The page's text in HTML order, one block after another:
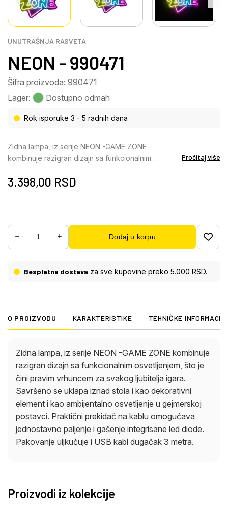
UNUTRAŠNJA RASVETA
NEON - 990471
Šifra proizvoda: 990471
Lager:
Dostupno odmah
Rok isporuke 3 - 5 radnih dana
Zidna lampa, iz serije NEON -GAME ZONE
kombinuje razigran dizajn sa funkcionalnim
svakog ljubitelja igara. Savršeno se uklapa iznad
paljenje i gašenje integrisane led diode. Pakovanje
uljkučuje i USB kabl dugačak 3 metra.
Pročitaj više
3.398,00 RSD
Dodaj u korpu
Besplatna dostava za sve kupovine preko 5.000 RSD.
O PROIZVODU KARAKTERISTIKE TEHNIČKE
Zidna lampa, iz serije NEON -GAME ZONE kombinuje
razigran dizajn sa funkcionalnim osvetljenjem, što je
čini pravim vrhuncem za svakog ljubitelja igara.
Savršeno se uklapa iznad stola i kao dekorativni
element i kao ambijentalno osvetljenje u gejmerskoj
postavci. Praktični prekidač na kablu omogućava
jednostavno paljenje i gašenje integrisane led diode.
Pakovanje uljkučuje i USB kabl dugačak 3 metra.
Proizvodi iz kolekcije